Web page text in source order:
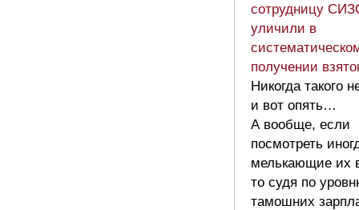
сотрудницу
уличили в
получении
Никогда такого
и вот опять…
А вообще, если
посмотреть
мелькающие их
то судя по
тамошних